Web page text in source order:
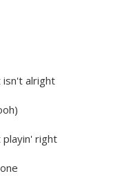
isn't alright
playin' right